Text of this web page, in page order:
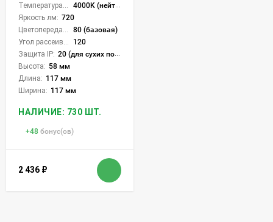
Температура света:
4000K (нейтральный)
Яркость лм: 720
Цветопередача (CRI):
80 (базовая)
Угол рассеивания света °:
120
Защита IP: 20 (для сухих пом.)
Высота: 58 мм
Длина: 117 мм
Ширина: 117 мм
НАЛИЧИЕ: 730 ШТ.
+48 бонус(ов)
2 436 ₽